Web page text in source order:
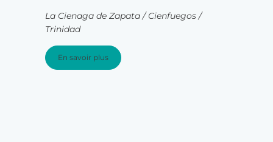
La Cienaga de Zapata / Cienfuegos /
Trinidad
En savoir plus